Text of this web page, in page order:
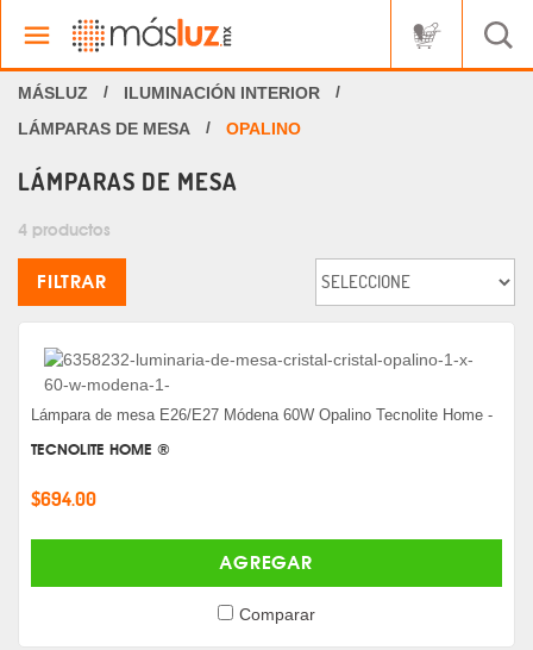
ILUMINACIÓN INTERIOR
LÁMPARAS DE MESA
OPALINO
LÁMPARAS DE MESA
4 productos
FILTRAR
Lámpara de mesa E26/E27 Módena 60W Opalino Tecnolite Home -
TECNOLITE HOME ®
$694.00
AGREGAR
Comparar